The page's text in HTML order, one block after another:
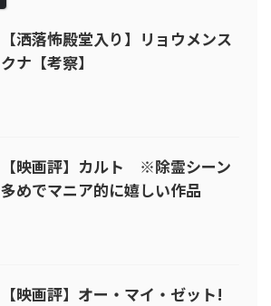
【洒落怖殿堂入り】リョウメンス
クナ【考察】
【映画評】カルト ※除霊シーン
多めでマニア的に嬉しい作品
【映画評】オー・マイ・ゼット!